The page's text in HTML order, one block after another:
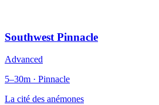
Southwest Pinnacle
Advanced
5–30m · Pinnacle
La cité des anémones